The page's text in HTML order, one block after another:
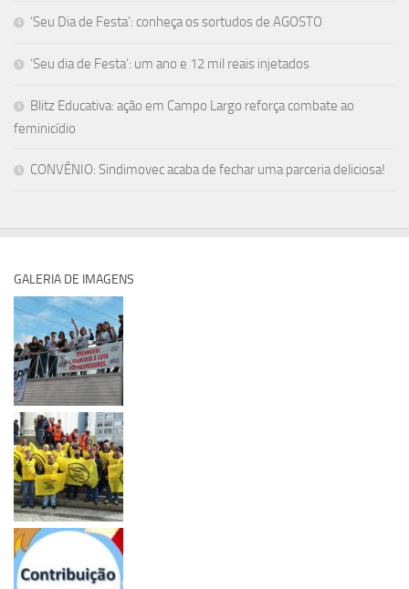
‘Seu Dia de Festa’: conheça os sortudos de AGOSTO
‘Seu dia de Festa’: um ano e 12 mil reais injetados
Blitz Educativa: ação em Campo Largo reforça combate ao
feminicídio
CONVÊNIO: Sindimovec acaba de fechar uma parceria deliciosa!
GALERIA DE IMAGENS